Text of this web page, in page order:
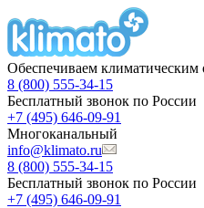
Обеспечиваем климатическим
8 (800) 555-34-15
Бесплатный звонок по России
+7 (495) 646-09-91
Многоканальный
info@klimato.ru
8 (800) 555-34-15
Бесплатный звонок по России
+7 (495) 646-09-91